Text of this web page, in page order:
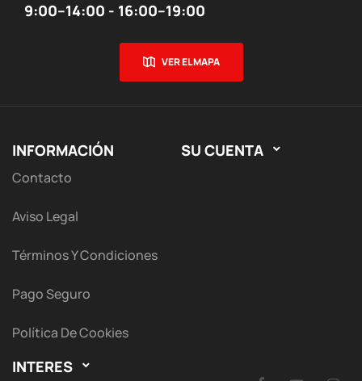
9:00–14:00 - 16:00–19:00
VER EL MAPA
INFORMACIÓN
Contacto
Aviso Legal
Términos Y Condiciones
Pago Seguro
Política De Cookies
SU CUENTA 
INTERES 